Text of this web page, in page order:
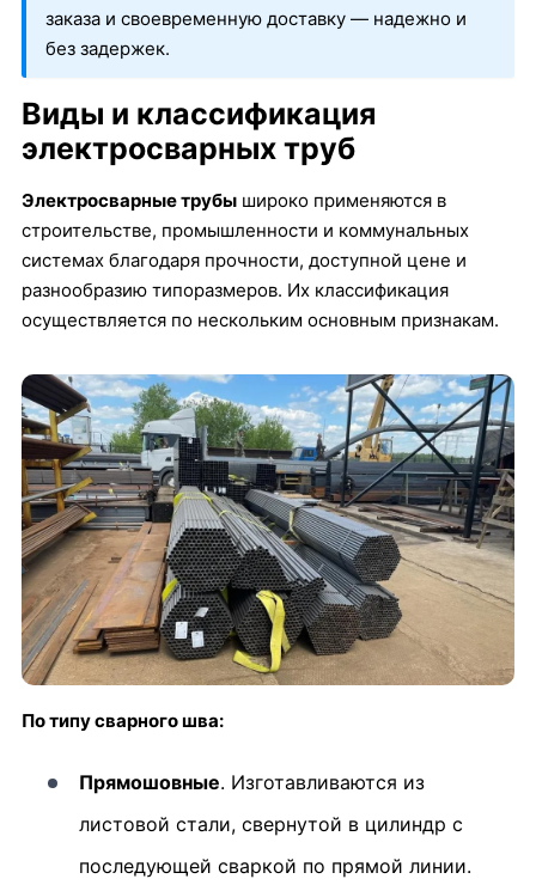
заказа и своевременную доставку — надежно и
без задержек.
Виды и классификация
электросварных труб
Электросварные трубышироко применяются в
строительстве, промышленности и коммунальных
системах благодаря прочности, доступной цене и
разнообразию типоразмеров. Их классификация
осуществляется по нескольким основным признакам.
По типу сварного шва:
Прямошовные. Изготавливаются из
листовой стали, свернутой в цилиндр с
последующей сваркой по прямой линии.